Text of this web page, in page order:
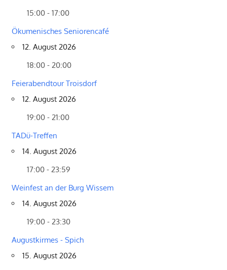
15:00 - 17:00
Ökumenisches Seniorencafé
12. August 2026
18:00 - 20:00
Feierabendtour Troisdorf
12. August 2026
19:00 - 21:00
TADü-Treffen
14. August 2026
17:00 - 23:59
Weinfest an der Burg Wissem
14. August 2026
19:00 - 23:30
Augustkirmes - Spich
15. August 2026